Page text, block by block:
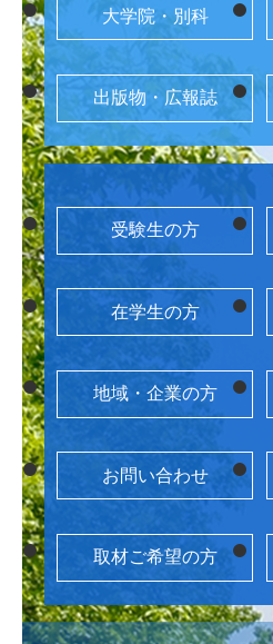
大学院・別科
出版物・広報誌
受験生の方
在学生の方
地域・企業の方
お問い合わせ
取材ご希望の方